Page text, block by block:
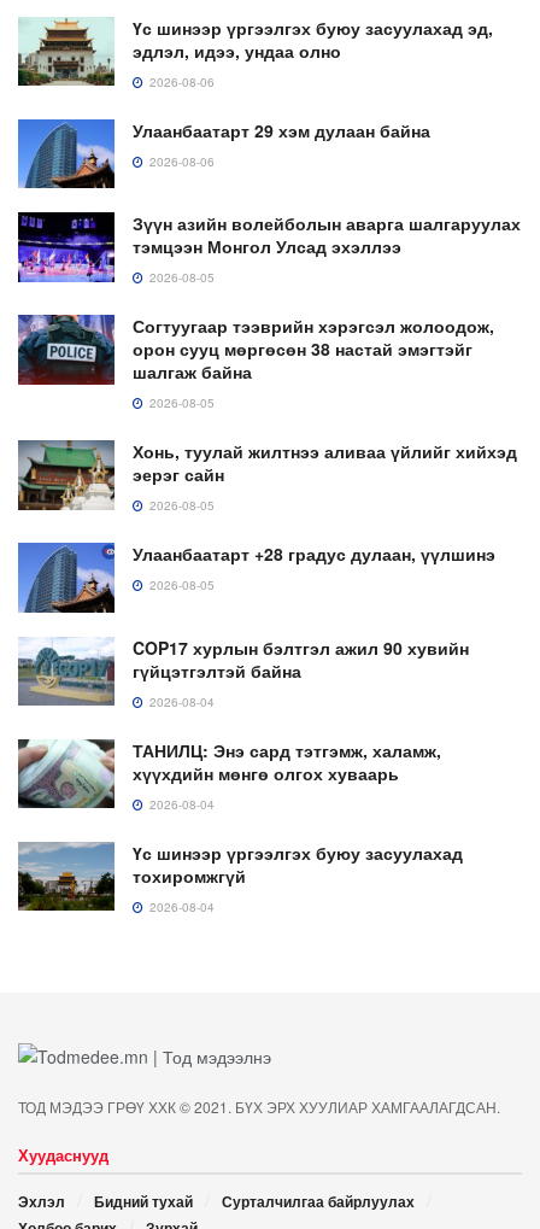
Үс шинээр үргээлгэх буюу засуулахад эд,
эдлэл, идээ, ундаа олно
2026-08-06
Улаанбаатарт 29 хэм дулаан байна
2026-08-06
Зүүн азийн волейболын аварга шалгаруулах
тэмцээн Монгол Улсад эхэллээ
2026-08-05
Согтуугаар тээврийн хэрэгсэл жолоодож,
орон сууц мөргөсөн 38 настай эмэгтэйг
шалгаж байна
2026-08-05
Хонь, туулай жилтнээ аливаа үйлийг хийхэд
эерэг сайн
2026-08-05
Улаанбаатарт +28 градус дулаан, үүлшинэ
2026-08-05
COP17 хурлын бэлтгэл ажил 90 хувийн
гүйцэтгэлтэй байна
2026-08-04
ТАНИЛЦ: Энэ сард тэтгэмж, халамж,
хүүхдийн мөнгө олгох хуваарь
2026-08-04
Үс шинээр үргээлгэх буюу засуулахад
тохиромжгүй
2026-08-04
ТОД МЭДЭЭ ГРӨҮ ХХК © 2021. БҮХ ЭРХ ХУУЛИАР ХАМГААЛАГДСАН.
Хуудаснууд
Эхлэл Бидний тухай
Сурталчилгаа байрлуулах